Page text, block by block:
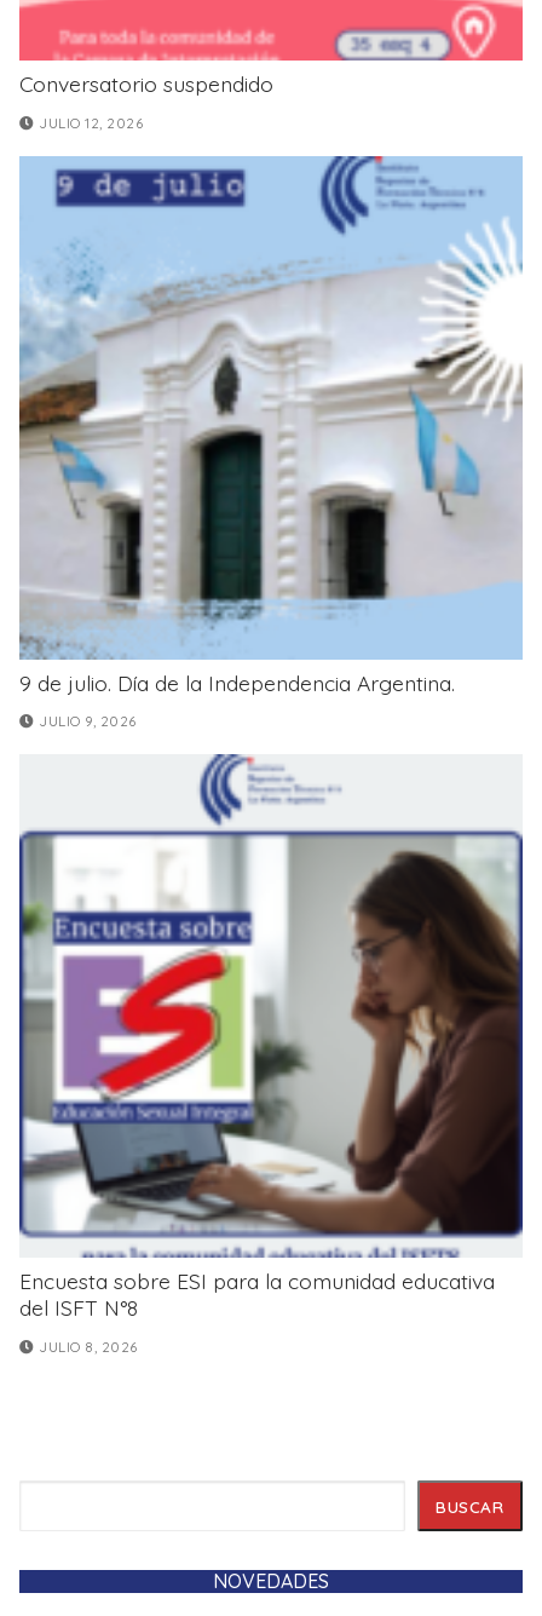
Conversatorio suspendido
JULIO 12, 2026
9 de julio. Día de la Independencia Argentina.
JULIO 9, 2026
Encuesta sobre ESI para la comunidad educativa
del ISFT N°8
JULIO 8, 2026
BUSCAR
NOVEDADES